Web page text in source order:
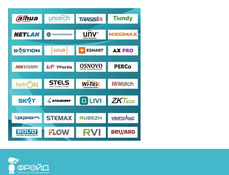
FreudGroup